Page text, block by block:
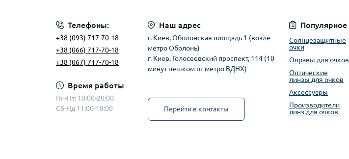
Телефоны:
+38 (093) 717-70-18
+38 (066) 717-70-18
+38 (067) 717-70-18
Время работы
Пн-Пт: 10:00-20:00
Сб-Нд 11:00-18:00
Наш адрес
г. Киев, Оболонская площадь 1 (возле
метро Оболонь)
г. Киев, Голосеевский проспект, 114 (10
минут пешком от метро ВДНХ)
Перейти в контакты
Популярное
Солнцезащитные
очки
Оправы для очков
Оптические
линзы для очков
Аксессуары
Производители
линз для очков